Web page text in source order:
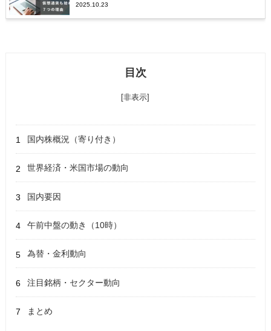
2025.10.23
目次
[非表示]
国内株概況（寄り付き）
世界経済・米国市場の動向
国内要因
午前中盤の動き（10時）
為替・金利動向
注目銘柄・セクター動向
まとめ